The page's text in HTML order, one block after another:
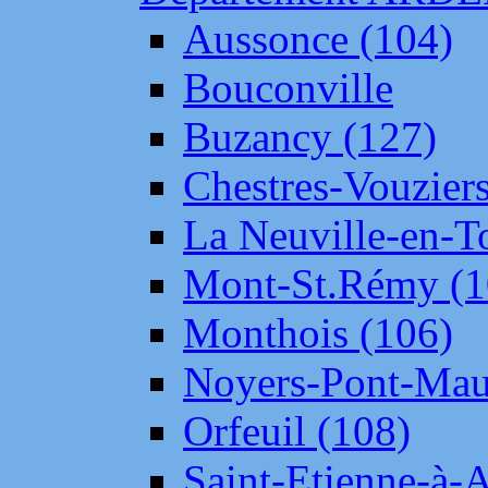
Aussonce (104)
Bouconville
Buzancy (127)
Chestres-
La Neuville-en-
Mont-St.Rémy
Monthois (106)
Noyers-Pont-
Orfeuil (108)